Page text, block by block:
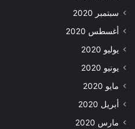
سبتمبر 2020
أغسطس 2020
يوليو 2020
يونيو 2020
مايو 2020
أبريل 2020
مارس 2020